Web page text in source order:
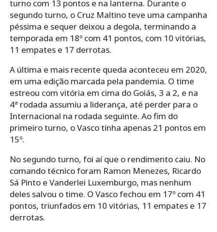
turno com 13 pontos e na lanterna. Durante o
segundo turno, o Cruz Maltino teve uma campanha
péssima e sequer deixou a degola, terminando a
temporada em 18º com 41 pontos, com 10 vitórias,
11 empates e 17 derrotas.
A última e mais recente queda aconteceu em 2020,
em uma edição marcada pela pandemia. O time
estreou com vitória em cima do Goiás, 3 a 2, e na
4ª rodada assumiu a liderança, até perder para o
Internacional na rodada seguinte. Ao fim do
primeiro turno, o Vasco tinha apenas 21 pontos em
15º.
No segundo turno, foi aí que o rendimento caiu. No
comando técnico foram Ramon Menezes, Ricardo
Sá Pinto e Vanderlei Luxemburgo, mas nenhum
deles salvou o time. O Vasco fechou em 17º com 41
pontos, triunfados em 10 vitórias, 11 empates e 17
derrotas.